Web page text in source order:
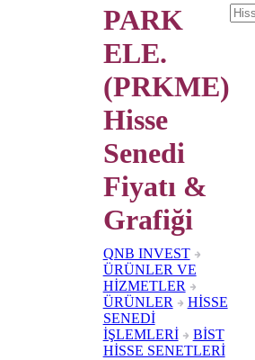
PARK
ELE.
(PRKME)
Hisse
Senedi
Fiyatı &
Grafiği
QNB INVEST
ÜRÜNLER VE
HİZMETLER
ÜRÜNLER
HİSSE
SENEDİ
İŞLEMLERİ
BİST
HİSSE SENETLERİ